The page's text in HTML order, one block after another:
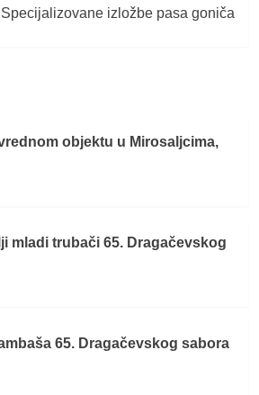
izložbe pasa goniča
objektu u Mirosaljcima,
mladi trubači 65. Dragačevskog
65. Dragačevskog sabora